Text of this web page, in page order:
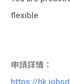
flexible
申請詳情：
https://